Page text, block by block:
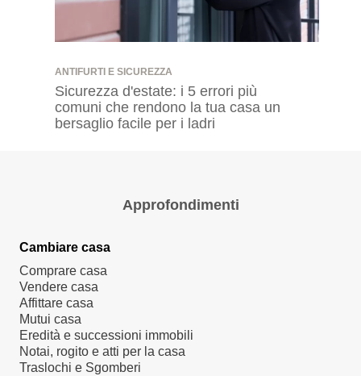
ANTIFURTI E SICUREZZA
Sicurezza d'estate: i 5 errori più
comuni che rendono la tua casa un
bersaglio facile per i ladri
Approfondimenti
Cambiare casa
Comprare casa
Vendere casa
Affittare casa
Mutui casa
Eredità e successioni immobili
Notai, rogito e atti per la casa
Traslochi e Sgomberi